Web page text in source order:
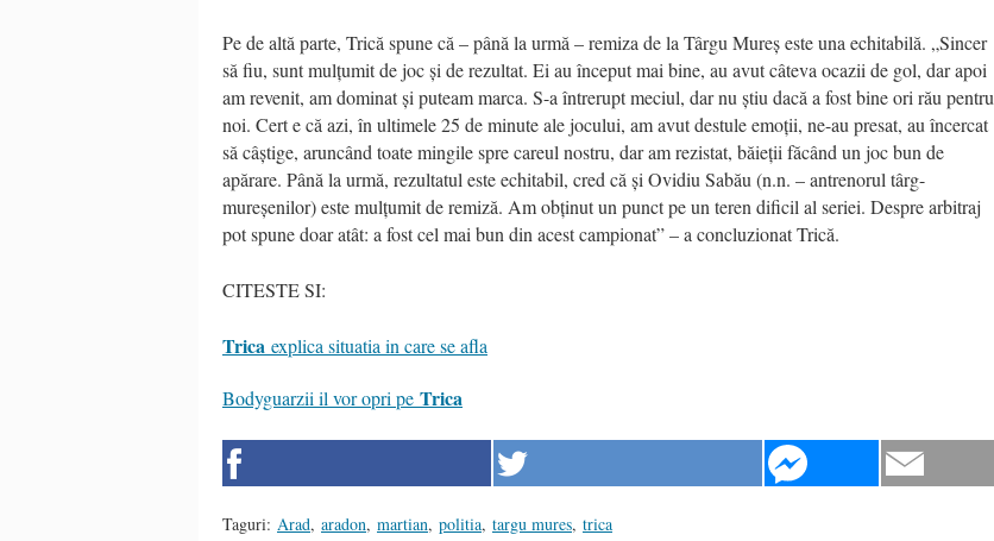
Pe de altă parte, Trică spune că – până la urmă – remiza de la Târgu Mureș este una echitabilă. „Sincer
să fiu, sunt mulțumit de joc și de rezultat. Ei au început mai bine, au avut câteva ocazii de gol, dar apoi
am revenit, am dominat și puteam marca. S-a întrerupt meciul, dar nu știu dacă a fost bine ori rău pentru
noi. Cert e că azi, în ultimele 25 de minute ale jocului, am avut destule emoții, ne-au presat, au încercat
să câștige, aruncând toate mingile spre careul nostru, dar am rezistat, băieții făcând un joc bun de
apărare. Până la urmă, rezultatul este echitabil, cred că și Ovidiu Sabău (n.n. – antrenorul târg-
mureșenilor) este mulțumit de remiză. Am obținut un punct pe un teren dificil al seriei. Despre arbitraj
pot spune doar atât: a fost cel mai bun din acest campionat” – a concluzionat Trică.
CITESTE SI:
Trica explica situatia in care se afla
Bodyguarzii il vor opri pe Trica
Taguri: Arad, aradon, martian, politia, targu mures, trica